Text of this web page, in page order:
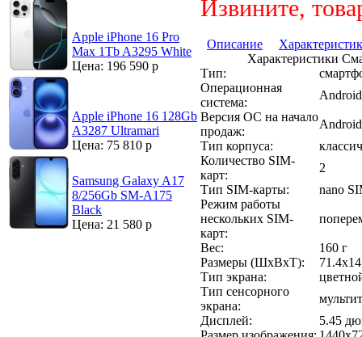
Apple iPhone 16 Pro
Max 1Tb A3295 White
Цена: 196 590 р
Apple iPhone 16 128Gb
A3287 Ultramari
Цена: 75 810 р
Samsung Galaxy A17
8/256Gb SM-A175
Black
Цена: 21 580 р
Извините,
Описание
Характеристики
Тип:
Операционная
система:
Android
Версия ОС на начало
продаж:
Тип корпуса:
Количество SIM-
карт:
2
Тип SIM-карты:
nano
Режим работы
нескольких SIM-
карт:
Вес:
160 г
Размеры (ШxВxТ):
Тип экрана:
Тип сенсорного
экрана:
Дисплей:
5.45